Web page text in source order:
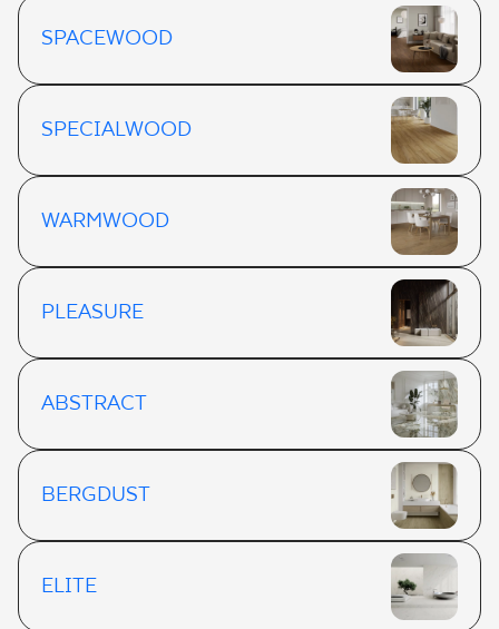
SPACEWOOD
SPECIALWOOD
WARMWOOD
PLEASURE
ABSTRACT
BERGDUST
ELITE